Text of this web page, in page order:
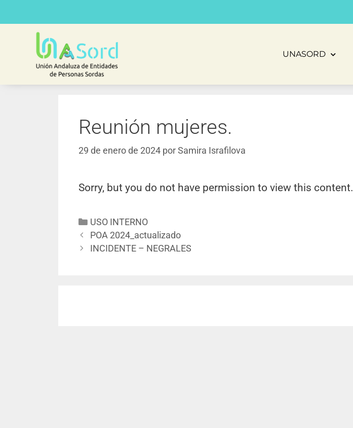
UNASORD
Reunión mujeres.
29 de enero de 2024 porSamira Israfilova
Sorry, but you do not have permission to view this content.
USO INTERNO
POA 2024_actualizado
INCIDENTE – NEGRALES